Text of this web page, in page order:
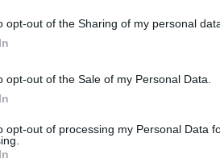
opt-out of the Sharing of my personal
opt-out of the Sale of my Personal Data.
opt-out of processing my Personal Data
régóta várt rendelet jelent meg
otthonteremtési
rendelet módosításáról. Előbbi
további 50 oldalon át sorolja a
portfolio.hu hírarchívumához